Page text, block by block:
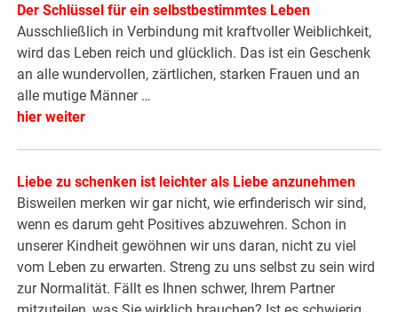
Der Schlüssel für ein selbstbestimmtes Leben
Ausschließlich in Verbindung mit kraftvoller Weiblichkeit,
wird das Leben reich und glücklich. Das ist ein Geschenk
an alle wundervollen, zärtlichen, starken Frauen und an
alle mutige Männer …
hier weiter
Liebe zu schenken ist leichter als Liebe anzunehmen
Bisweilen merken wir gar nicht, wie erfinderisch wir sind,
wenn es darum geht Positives abzuwehren. Schon in
unserer Kindheit gewöhnen wir uns daran, nicht zu viel
vom Leben zu erwarten. Streng zu uns selbst zu sein wird
zur Normalität. Fällt es Ihnen schwer, Ihrem Partner